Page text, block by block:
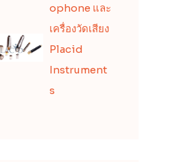
ophone และ
เครื่องวัดเสียง
Placid
Instrument
s